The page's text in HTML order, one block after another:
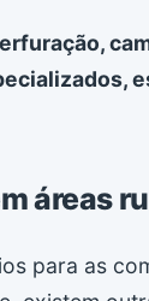
áreas
para as